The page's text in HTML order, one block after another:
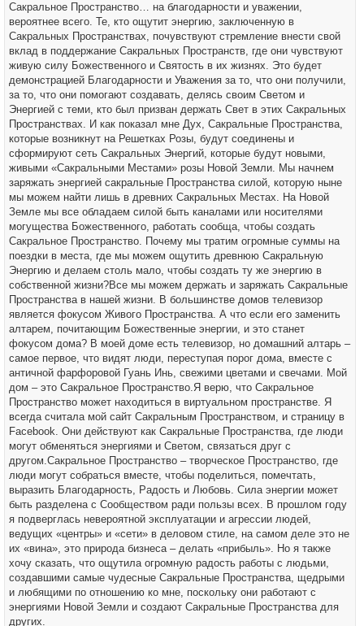
Сакральное Пространство… на благодарности и уважении,
вероятнее всего. Те, кто ощутит энергию, заключенную в
Сакральных Пространствах, почувствуют стремление внести свой
вклад в поддержание Сакральных Пространств, где они чувствуют
живую силу Божественного и Святость в их жизнях. Это будет
демонстрацией Благодарности и Уважения за то, что они получили,
за то, что они помогают создавать, делясь своим Светом и
Энергией с теми, кто был призван держать Свет в этих Сакральных
Пространствах. И как показал мне Дух, Сакральные Пространства,
которые возникнут на Решетках Розы, будут соединены и
сформируют сеть Сакральных Энергий, которые будут новыми,
живыми «Сакральными Местами» розы Новой Земли. Мы начнем
заряжать энергией сакральные Пространства силой, которую ныне
мы можем найти лишь в древних Сакральных Местах. На Новой
Земле мы все обладаем силой быть каналами или носителями
могущества Божественного, работать сообща, чтобы создать
Сакральное Пространство. Почему мы тратим огромные суммы на
поездки в места, где мы можем ощутить древнюю Сакральную
Энергию и делаем столь мало, чтобы создать ту же энергию в
собственной жизни?Все мы можем держать и заряжать Сакральные
Пространства в нашей жизни. В большинстве домов телевизор
является фокусом Живого Пространства. А что если его заменить
алтарем, почитающим Божественные энергии, и это станет
фокусом дома? В моей доме есть телевизор, но домашний алтарь –
самое первое, что видят люди, переступая порог дома, вместе с
античной фарфоровой Гуань Инь, свежими цветами и свечами. Мой
дом – это Сакральное Пространство.Я верю, что Сакральное
Пространство может находиться в виртуальном пространстве. Я
всегда считала мой сайт Сакральным Пространством, и страницу в
Facebook. Они действуют как Сакральные Пространства, где люди
могут обменяться энергиями и Светом, связаться друг с
другом.Сакральное Пространство – творческое Пространство, где
люди могут собраться вместе, чтобы поделиться, помечтать,
выразить Благодарность, Радость и Любовь. Сила энергии может
быть разделена с Сообществом ради пользы всех. В прошлом году
я подверглась невероятной эксплуатации и агрессии людей,
ведущих «центры» и «сети» в деловом стиле, на самом деле это не
их «вина», это природа бизнеса – делать «прибыль». Но я также
хочу сказать, что ощутила огромную радость работы с людьми,
создавшими самые чудесные Сакральные Пространства, щедрыми
и любящими по отношению ко мне, поскольку они работают с
энергиями Новой Земли и создают Сакральные Пространства для
других.